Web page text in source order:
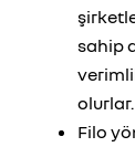
sahip
olurlar.
Filo